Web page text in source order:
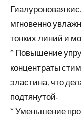
Гиалуроновая
мгновенно
тонких линий и
* Повышение
концентраты
эластина, что
подтянутой.
* Уменьшение